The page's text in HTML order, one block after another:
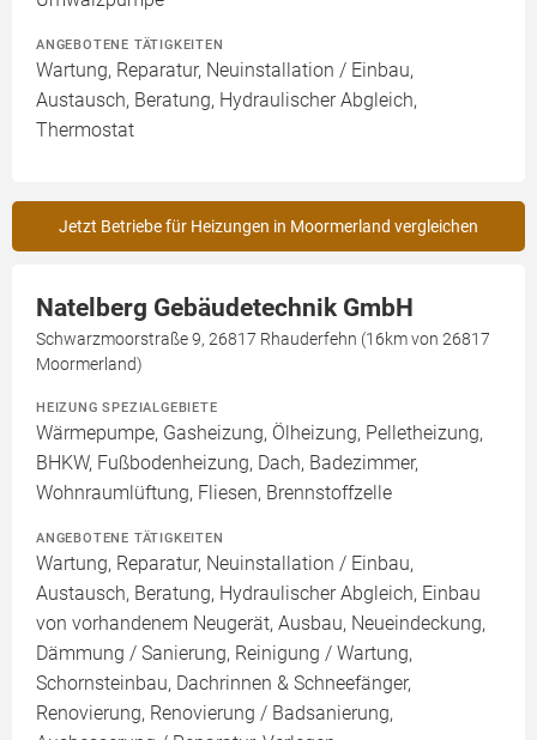
ANGEBOTENE TÄTIGKEITEN
Wartung, Reparatur, Neuinstallation / Einbau,
Austausch, Beratung, Hydraulischer Abgleich,
Thermostat
Jetzt Betriebe für Heizungen in Moormerland vergleichen
Natelberg Gebäudetechnik GmbH
Schwarzmoorstraße 9, 26817 Rhauderfehn (16km von 26817
Moormerland)
HEIZUNG SPEZIALGEBIETE
Wärmepumpe, Gasheizung, Ölheizung, Pelletheizung,
BHKW, Fußbodenheizung, Dach, Badezimmer,
Wohnraumlüftung, Fliesen, Brennstoffzelle
ANGEBOTENE TÄTIGKEITEN
Wartung, Reparatur, Neuinstallation / Einbau,
Austausch, Beratung, Hydraulischer Abgleich, Einbau
von vorhandenem Neugerät, Ausbau, Neueindeckung,
Dämmung / Sanierung, Reinigung / Wartung,
Schornsteinbau, Dachrinnen & Schneefänger,
Renovierung, Renovierung / Badsanierung,